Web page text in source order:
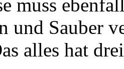
muss
und Sauber
alles hat